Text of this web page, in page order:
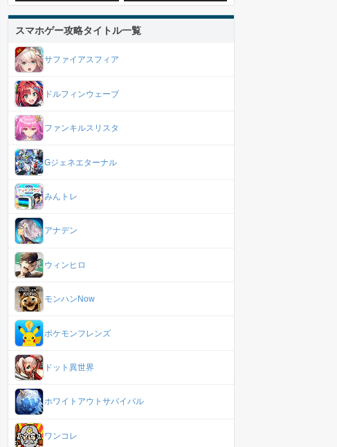
スマホゲー攻略タイトル一覧
サファイアスフィア
ドルフィンウェーブ
ファンキルスリスタ
Gジェネエターナル
みんトレ
アナデン
ウィンヒロ
モンハンNow
ポケモンフレンズ
ドット異世界
ホワイトアウトサバイバル
ワンコレ